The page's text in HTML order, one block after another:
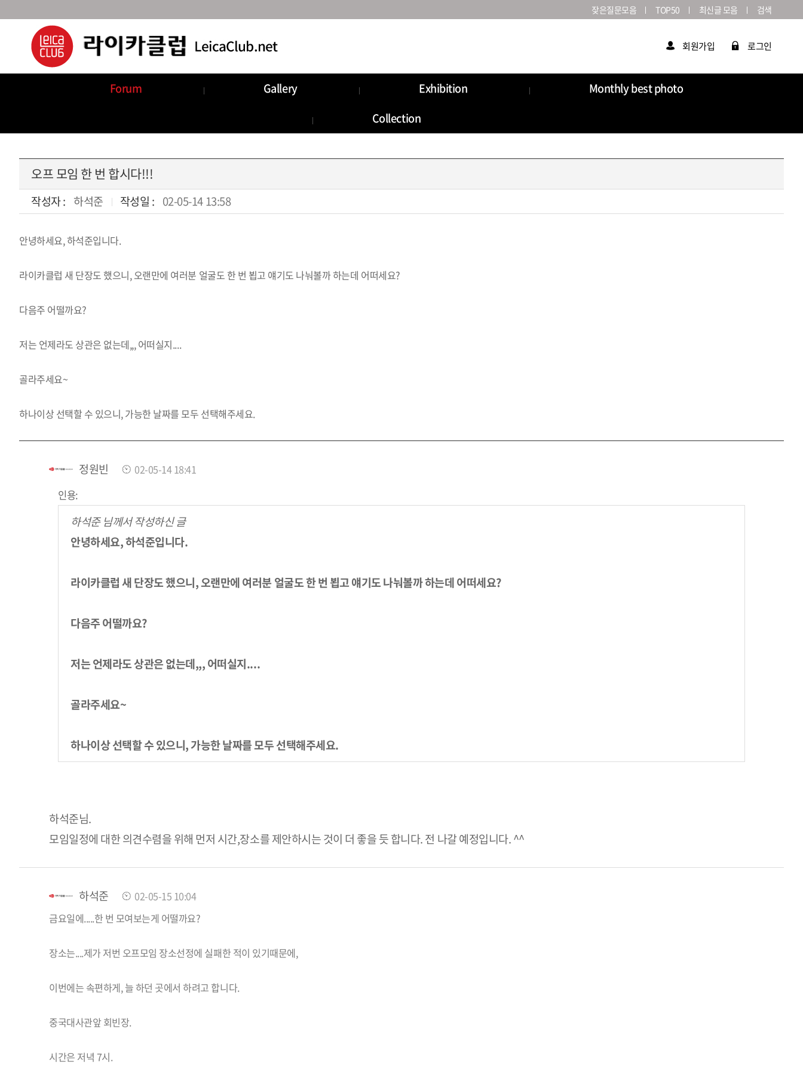
잦은질문모음 TOP50 최신글 모음 검색
회원가입 로그인
Forum Gallery Exhibition
Monthly best photo
Collection
Information
오프 모임 한 번 합시다!!!
작성자 : 하석준 작성일 : 02-05-14 13:58
본문
안녕하세요, 하석준입니다.
라이카클럽 새 단장도 했으니, 오랜만에 여러분 얼굴도 한 번 뵙고 얘기도 나눠볼까 하는데 어떠세요?
다음주 어떨까요?
저는 언제라도 상관은 없는데,,, 어떠실지....
골라주세요~
하나이상 선택할 수 있으니, 가능한 날짜를 모두 선택해주세요.
정원빈
02-05-14 18:41
인용:
하석준 님께서 작성하신 글
안녕하세요, 하석준입니다.
라이카클럽 새 단장도 했으니, 오랜만에 여러분 얼굴도 한 번 뵙고 얘기도 나눠볼까 하는데 어떠세요?
다음주 어떨까요?
저는 언제라도 상관은 없는데,,, 어떠실지....
골라주세요~
하나이상 선택할 수 있으니, 가능한 날짜를 모두 선택해주세요.
하석준님.
모임일정에 대한 의견수렴을 위해 먼저 시간,장소를 제안하시는 것이 더 좋을 듯 합니다. 전 나갈 예정입니다. ^^
하석준
02-05-15 10:04
금요일에.....한 번 모여보는게 어떨까요?
장소는....제가 저번 오프모임 장소선정에 실패한 적이 있기때문에,
이번에는 속편하게, 늘 하던 곳에서 하려고 합니다.
중국대사관앞 회빈장.
시간은 저녁 7시.